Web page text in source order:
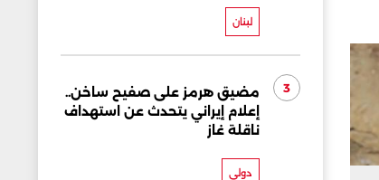
لبنان
3
مضيق هرمز على صفيح ساخن..
إعلام إيراني يتحدث عن استهداف
ناقلة غاز
دولي